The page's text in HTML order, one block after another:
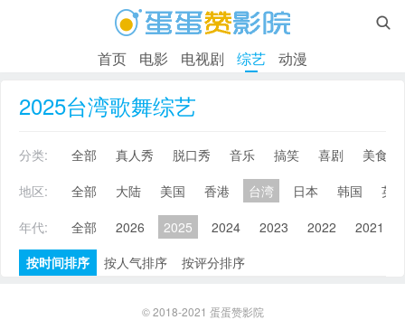

首页 电影 电视剧 综艺 动漫
2025台湾歌舞综艺
分类: 全部 真人秀 脱口秀 音乐 搞笑 喜剧
美食
地区:
全部 大陆 美国 香港 台湾 日本 韩国
英
年代:
全部 2026 2025 2024 2023 2022 2021
按时间排序
按人气排序 按评分排序
© 2018-2021 蛋蛋赞影院